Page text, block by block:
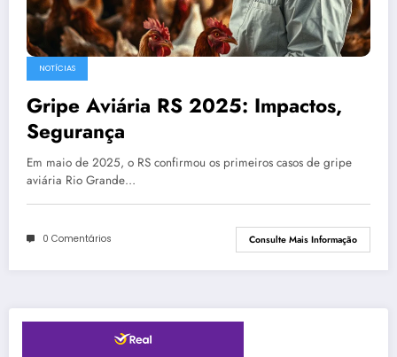
NOTÍCIAS
Gripe Aviária RS 2025: Impactos,
Segurança
Em maio de 2025, o RS confirmou os primeiros casos de gripe
aviária Rio Grande…
0 Comentários Consulte Mais Informação